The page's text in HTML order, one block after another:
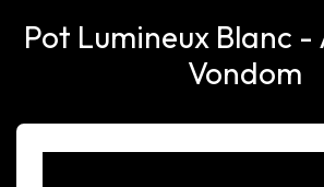
Pot Lumineux Blanc -
Vondom